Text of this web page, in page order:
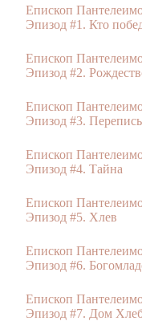
Епископ
Эпизод #1. Кто
Епископ
Эпизод #2.
Епископ
Эпизод #3. Перепись
Епископ
Эпизод #4. Тайна
Епископ
Эпизод #5. Хлев
Епископ
Эпизод #6.
Епископ
Эпизод #7. Дом